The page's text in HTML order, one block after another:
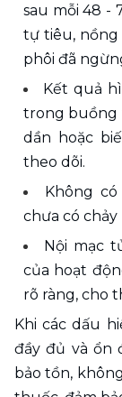
sau mỗi 48 -
tự tiêu, nồng
phôi đã
Kết quả
trong buồng
dần hoặc
theo dõi.
Không
chưa có chảy
Nội mạc
của hoạt
rõ ràng, cho
Khi các dấu
đầy đủ và ổn
bảo tồn,